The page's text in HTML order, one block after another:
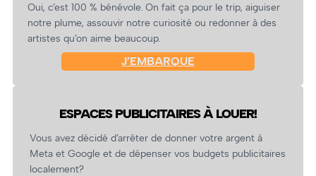
Oui, c’est 100 % bénévole. On fait ça pour le trip, aiguiser
notre plume, assouvir notre curiosité ou redonner à des
artistes qu’on aime beaucoup.
J’EMBARQUE
ESPACES PUBLICITAIRES À LOUER!
Vous avez décidé d’arrêter de donner votre argent à
Meta et Google et de dépenser vos budgets publicitaires
localement?